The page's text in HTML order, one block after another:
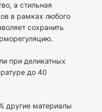
а стильная
в рамках любого
сохранить
при деликатных
до 40
другие материалы